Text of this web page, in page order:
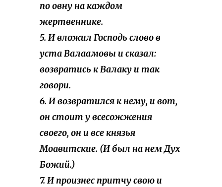
по овну на каждом
жертвеннике.
5. И вложил Господь слово в
уста Валаамовы и сказал:
возвратись к Валаку и так
говори.
6. И возвратился к нему, и вот,
он стоит у всесожжения
своего, он и все князья
Моавитские. (И был на нем Дух
Божий.)
7. И произнес притчу свою и